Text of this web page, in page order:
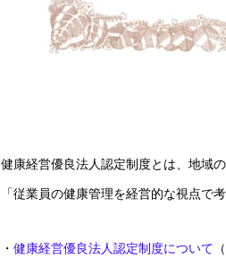
健康経営優良法人認定制度とは、地域
「従業員の健康管理を経営的な視点で
・ 健康経営優良法人認定制度について